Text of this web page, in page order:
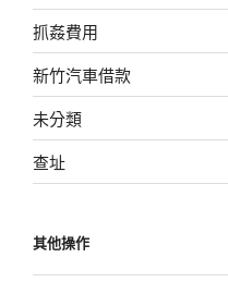
抓姦費用
新竹汽車借款
未分類
查址
其他操作